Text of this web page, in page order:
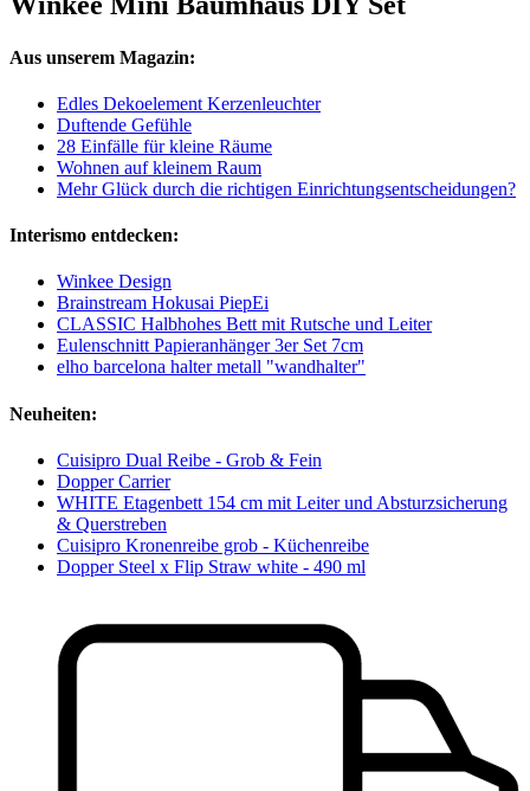
Aus unserem Magazin:
Edles Dekoelement Kerzenleuchter
Duftende Gefühle
28 Einfälle für kleine Räume
Wohnen auf kleinem Raum
Mehr Glück durch die richtigen Einrichtungsentscheidungen?
Interismo entdecken:
Winkee Design
Brainstream Hokusai PiepEi
CLASSIC Halbhohes Bett mit Rutsche und Leiter
Eulenschnitt Papieranhänger 3er Set 7cm
elho barcelona halter metall "wandhalter"
Neuheiten:
Cuisipro Dual Reibe - Grob & Fein
Dopper Carrier
WHITE Etagenbett 154 cm mit Leiter und Absturzsicherung
& Querstreben
Cuisipro Kronenreibe grob - Küchenreibe
Dopper Steel x Flip Straw white - 490 ml